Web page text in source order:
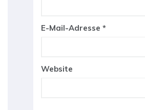
E-Mail-Adresse *
Website